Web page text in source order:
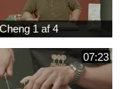
1 af 4
07:23